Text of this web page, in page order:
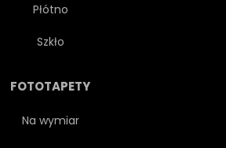
Płótno
Szkło
FOTOTAPETY
Na wymiar